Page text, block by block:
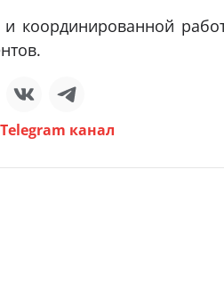
координированной
Telegram канал